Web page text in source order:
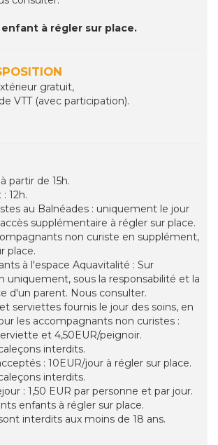
à régler sur place.
gratuit,
VTT (avec participation).
partir de 15h.
12h.
au Balnéades : uniquement le jour
supplémentaire à régler sur place.
non curiste en supplément,
place.
à l'espace Aquavitalité : Sur
uniquement, sous la responsabilité et la
d'un parent. Nous consulter.
serviettes fournis le jour des soins, en
les accompagnants non curistes :
et 4,50EUR/peignoir.
interdits.
: 10EUR/jour à régler sur place.
interdits.
: 1,50 EUR par personne et par jour.
enfants à régler sur place.
interdits aux moins de 18 ans.